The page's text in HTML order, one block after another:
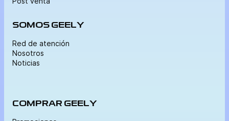
SOMOS GEELY
Red de atención
Nosotros
Noticias
COMPRAR GEELY